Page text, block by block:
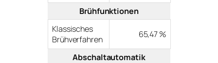
Brühfunktionen
Klassisches
Brühverfahren
65,47 %
Abschaltautomatik